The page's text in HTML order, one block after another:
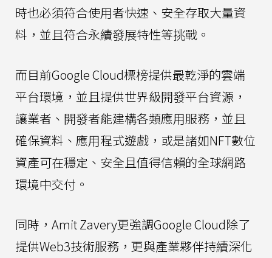
時也必須符合使用者快速、安全存取大量資
料，並且符合永續發展特性等挑戰。
而目前Google Cloud標榜提供最乾淨的雲端
平台環境，並且提供世界級開發平台資源，
讓業者、開發者能建構各類應用服務，並且
確保資料、應用程式遊戲，或是諸如NFT數位
資產可在穩定、安全且值得信賴的全球網路
環境中交付。
同時，Amit Zavery更強調Google Cloud除了
提供Web3技術服務，更與產業夥伴持續深化